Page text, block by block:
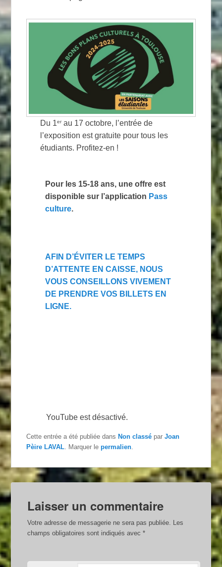
Du 1erau 17 octobre, l’entrée de
l’exposition est gratuite pour tous les
étudiants. Profitez-en !
Pour les 15-18 ans, une offre est
disponible sur l’application Pass
culture.
AFIN D’ÉVITER LE TEMPS
D’ATTENTE EN CAISSE, NOUS
VOUS CONSEILLONS VIVEMENT
DE PRENDRE VOS BILLETS EN
LIGNE.
YouTube est désactivé.
Cette entrée a été publiée dansNon classé parJoan
Pèire LAVAL . Marquer lepermalien
Laisser un commentaire
Votre adresse de messagerie ne sera pas publiée. Les
champs obligatoires sont indiqués avec*